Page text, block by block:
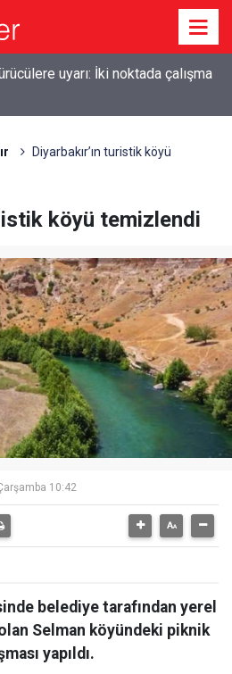
uyarı: İki noktada çalışma
hastanesinin açılışı tarihi belli oldu
Diyarbakır’ın turistik köyü
köyü temizlendi
10:42
belediye tarafından yerel
Selman köyündeki piknik
yapıldı.